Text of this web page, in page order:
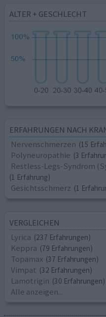
ALTER + GESCHLECHT
ERFAHRUNGEN NACH
Nervenschmerzen (15
Polyneuropathie (3
Restless-Legs-Syndrom
(1 Erfahrung)
Gesichtsschmerz (1
VERGLEICHEN
Lyrica (237 Erfahrungen)
Keppra (79 Erfahrungen)
Topamax (37 Erfahrungen)
Vimpat (32 Erfahrungen)
Lamotrigin (30 Erfahrungen)
Alle anzeigen...